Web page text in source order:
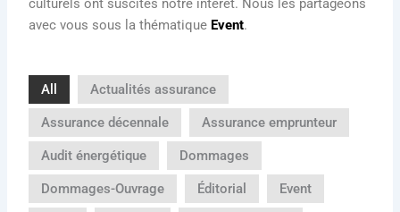
culturels ont suscités notre intérêt. Nous les partageons
avec vous sous la thématique Event.
All Actualités assurance
Assurance décennale Assurance emprunteur
Audit énergétique Dommages
Dommages-Ouvrage Éditorial Event